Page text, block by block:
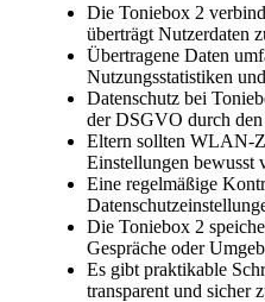
Die Toniebox 2
überträgt Nutzerdaten
Übertragene Daten
Nutzungsstatistiken
Datenschutz bei
der DSGVO durch den
Eltern sollten WLAN-
Einstellungen bewusst
Eine regelmäßige
Die Toniebox 2
Gespräche oder
Es gibt praktikable
transparent und sicher